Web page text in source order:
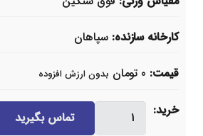
کارخانه سازنده سپاهان
قیمت 0 تومان بدون ارزش افزوده
خرید
لوله
تماس بگیرید